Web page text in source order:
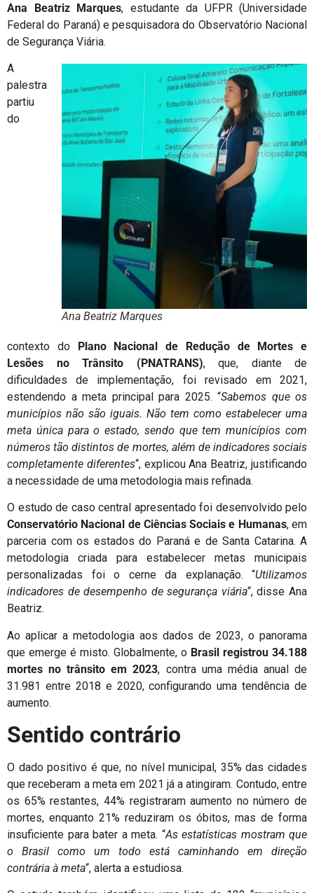
Ana Beatriz Marques, estudante da UFPR (Universidade
Federal do Paraná) e pesquisadora do Observatório Nacional
de Segurança Viária.
Ana Beatriz Marques
A
palestra
partiu
do
contexto do Plano Nacional de Redução de Mortes e
Lesões no Trânsito (PNATRANS), que, diante de
dificuldades de implementação, foi revisado em 2021,
estendendo a meta principal para 2025. “Sabemos que os
municípios não são iguais. Não tem como estabelecer uma
meta única para o estado, sendo que tem municípios com
números tão distintos de mortes, além de indicadores sociais
completamente diferentes“, explicou Ana Beatriz, justificando
a necessidade de uma metodologia mais refinada.
O estudo de caso central apresentado foi desenvolvido pelo
Conservatório Nacional de Ciências Sociais e Humanas, em
parceria com os estados do Paraná e de Santa Catarina. A
metodologia criada para estabelecer metas municipais
personalizadas foi o cerne da explanação. “Utilizamos
indicadores de desempenho de segurança viária“, disse Ana
Beatriz.
Ao aplicar a metodologia aos dados de 2023, o panorama
que emerge é misto. Globalmente, o Brasil registrou 34.188
mortes no trânsito em 2023, contra uma média anual de
31.981 entre 2018 e 2020, configurando uma tendência de
aumento.
Sentido contrário
O dado positivo é que, no nível municipal, 35% das cidades
que receberam a meta em 2021 já a atingiram. Contudo, entre
os 65% restantes, 44% registraram aumento no número de
mortes, enquanto 21% reduziram os óbitos, mas de forma
insuficiente para bater a meta. “As estatísticas mostram que
o Brasil como um todo está caminhando em direção
contrária à meta“, alerta a estudiosa.